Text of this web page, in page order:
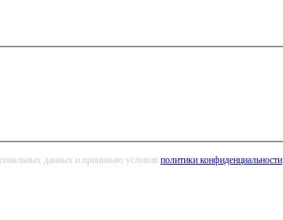
данных и принимаю условия политики конфиденциальности